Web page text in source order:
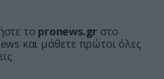
το pronews.gr στο
και μάθετε πρώτοι όλες